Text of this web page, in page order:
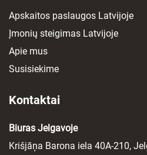
Apskaitos paslaugos Latvijoje
Įmonių steigimas Latvijoje
Apie mus
Susisiekime
Kontaktai
Biuras Jelgavoje
Krišjāņa Barona iela 40A-210,